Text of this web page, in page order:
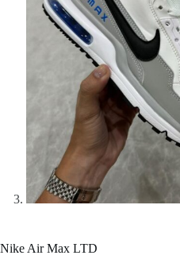
Nike Air Max LTD